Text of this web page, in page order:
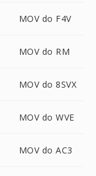
MOV do F4V
MOV do RM
MOV do 8SVX
MOV do WVE
MOV do AC3